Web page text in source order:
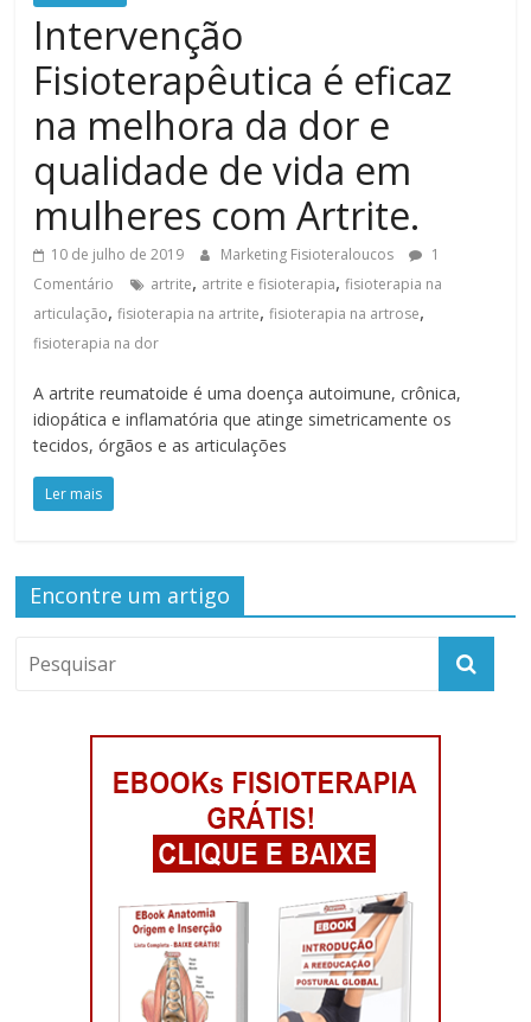
Intervenção
Fisioterapêutica é eficaz
na melhora da dor e
qualidade de vida em
mulheres com Artrite.
10 de julho de 2019 Marketing Fisioteraloucos
1
Comentário
artrite, artrite e fisioterapia,fisioterapia na
articulação,fisioterapia na artrite,fisioterapia na artrose,
fisioterapia na dor
A artrite reumatoide é uma doença autoimune, crônica,
idiopática e inflamatória que atinge simetricamente os
tecidos, órgãos e as articulações
Ler mais
Encontre um artigo